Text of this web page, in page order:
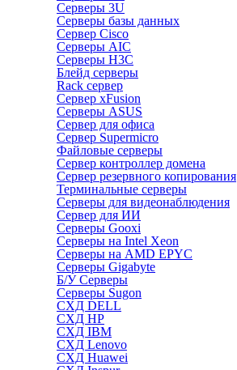
Серверы 3U
Серверы базы данных
Сервер Cisco
Серверы AIC
Серверы H3C
Блейд серверы
Rack сервер
Сервер xFusion
Серверы ASUS
Сервер для офиса
Сервер Supermicro
Файловые серверы
Сервер контроллер домена
Сервер резервного копирования
Терминальные серверы
Серверы для видеонаблюдения
Сервер для ИИ
Серверы Gooxi
Серверы на Intel Xeon
Серверы на AMD EPYC
Серверы Gigabyte
Б/У Серверы
Серверы Sugon
СХД DELL
СХД HP
СХД IBM
СХД Lenovo
СХД Huawei